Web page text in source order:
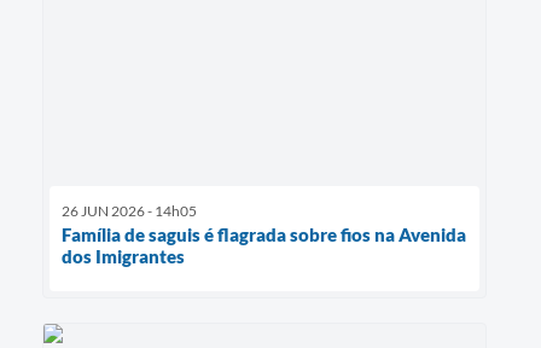
26 JUN 2026 - 14h05
Família de saguis é flagrada sobre fios na Avenida
dos Imigrantes